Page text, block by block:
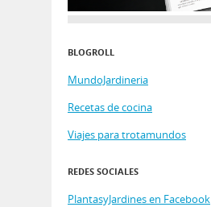
BLOGROLL
MundoJardineria
Recetas de cocina
Viajes para trotamundos
REDES SOCIALES
PlantasyJardines en Facebook